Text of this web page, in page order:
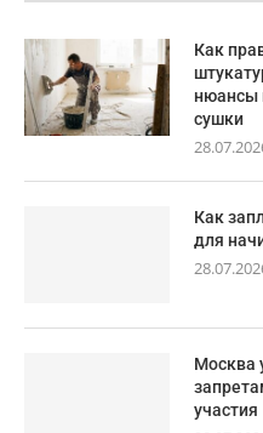
Как
нюансы
сушки
Как
для
Москва
участия